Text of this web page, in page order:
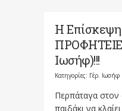
Η Επίσκεψη
Ιωσήφ)!!!
Κατηγορίες: Γέρ. Ιωσήφ
Περπάταγα
παιδάκι να